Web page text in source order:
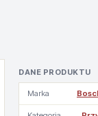
DANE PRODUKTU
Marka